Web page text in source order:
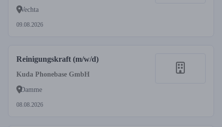
Vechta
09.08.2026
Reinigungskraft (m/w/d)
Kuda Phonebase GmbH
Damme
08.08.2026